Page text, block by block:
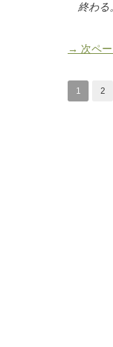
終わる
→ 次ペー
1 2